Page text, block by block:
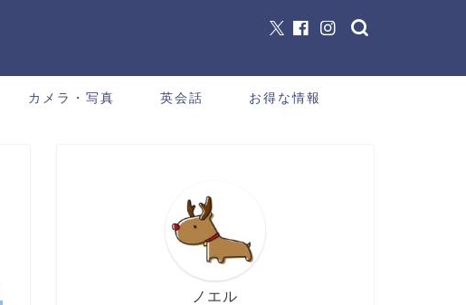
カメラ・写真 英会話 お得な情報
ノエル